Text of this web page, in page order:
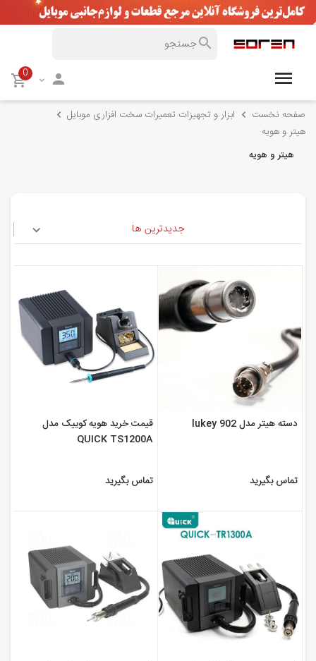
0
صفحه نخست
ابزار و تجهیزات تعمیرات سخت افزاری موبایل
هیتر و هویه
هیتر و هویه
جدیدترین ها
دسته هیتر مدل lukey 902
تماس بگیرید
قیمت خرید هویه کوییک مدل
QUICK TS1200A
تماس بگیرید